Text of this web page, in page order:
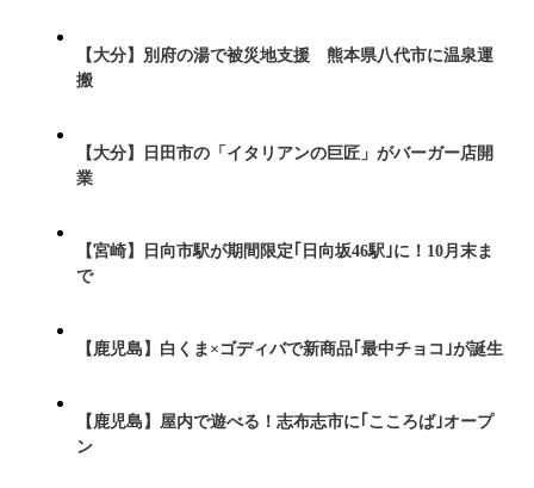
【大分】別府の湯で被災地支援 熊本県八代市に温泉運
搬
【大分】日田市の「イタリアンの巨匠」がバーガー店開
業
【宮崎】日向市駅が期間限定｢日向坂46駅｣に！10月末ま
で
【鹿児島】白くま×ゴディバで新商品｢最中チョコ｣が誕生
【鹿児島】屋内で遊べる！志布志市に｢こころば｣オープ
ン